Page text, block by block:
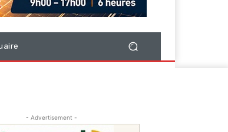
- Advertisement -